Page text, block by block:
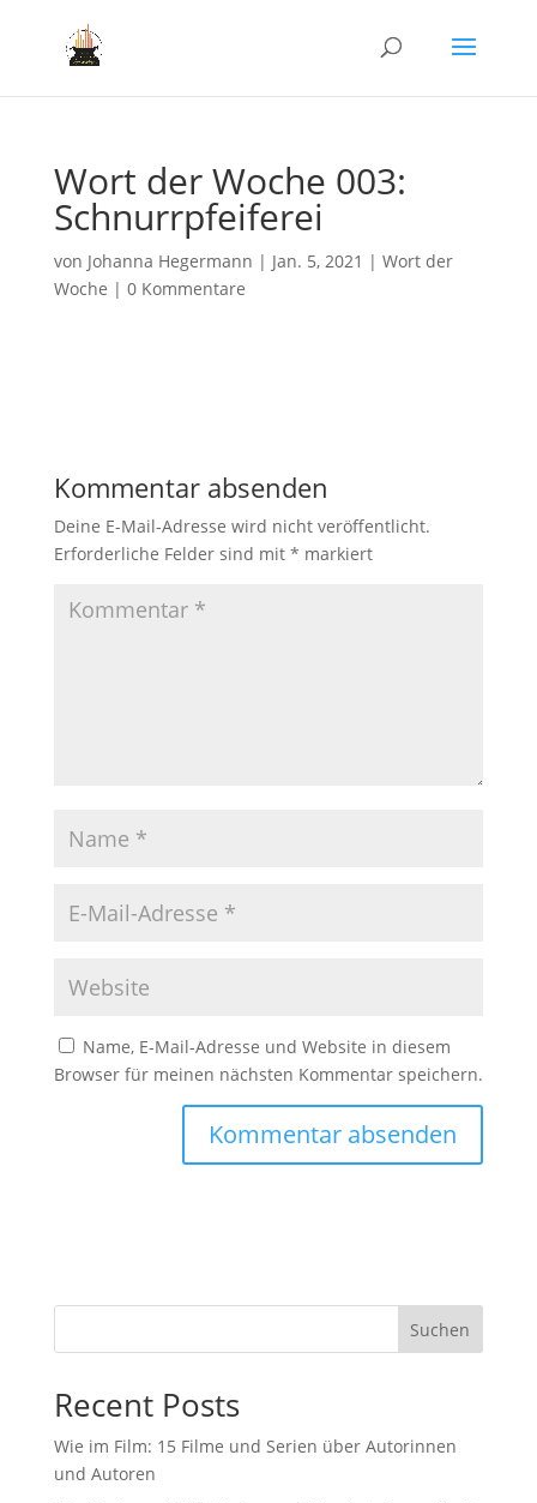
Wort der Woche 003:
Schnurrpfeiferei
von Johanna Hegermann | Jan. 5, 2021 | Wort der
Woche | 0 Kommentare
Kommentar absenden
Deine E-Mail-Adresse wird nicht veröffentlicht.
Erforderliche Felder sind mit * markiert
Name, E-Mail-Adresse und Website in diesem
Browser für meinen nächsten Kommentar speichern.
Suchen
Recent Posts
Wie im Film: 15 Filme und Serien über Autorinnen
und Autoren